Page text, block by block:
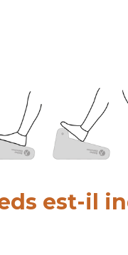
est-il